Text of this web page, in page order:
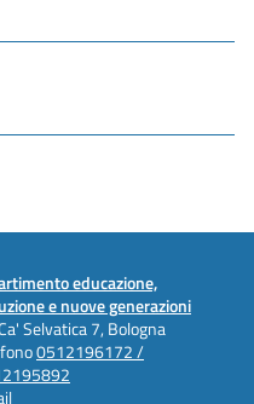
educazione,
e nuove generazioni
Selvatica 7, Bologna
0512196172 /